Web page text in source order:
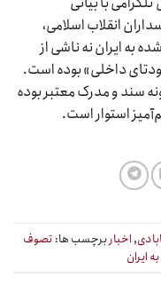
انقلاب اسلامی،
به ایران نه ناشی از
داخلی» بوده است.
سند و مدرک معتبر بوده
استوار است.
, اخبار برچسب ها: تصوف
ایران